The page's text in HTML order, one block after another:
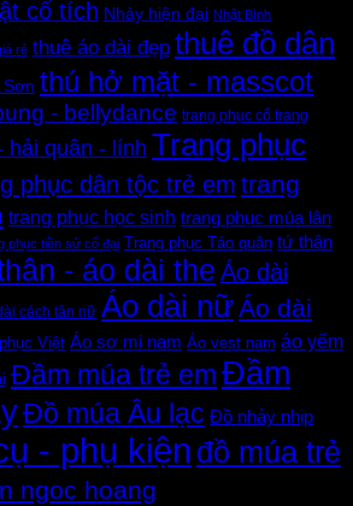
cổ tích Nhảy hiện đại Nhật Bình
rẻ thuê áo dài đẹp thuê đồ dân
thú hở mặt - masscot
- bellydance trang phục cổ trang
hải quân - lính Trang phục
phục dân tộc trẻ em trang
trang phục học sinh trang phục múa lân
phục tiền sử cổ đại Trang phục Táo quân tứ thân
- áo dài the Áo dài
cách tân nữ Áo dài nữÁo dài
Việt Áo sơ mi nam Áo vest nam áo yếm
Đầm múa trẻ emĐầm
Đồ múa Âu lạc Đồ nhảy nhịp
- phụ kiện đồ múa trẻ
ngoc hoang